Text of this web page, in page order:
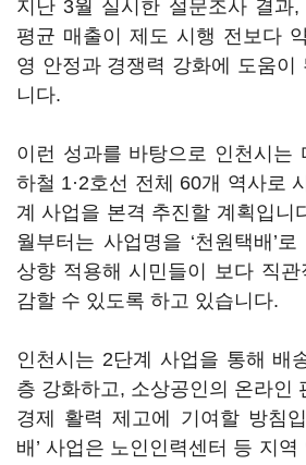
지난 3월 실시한 설문조사 결과,
평균 매출이 제도 시행 전보다
영 안정과 경쟁력 강화에 도움이
니다.
이런 성과를 바탕으로 인천시는
하철 1·2호선 전체 60개 역사로
계 사업을 본격 추진할 계획입니
월부터는 사업명을 ‘천원택배’
상향 적용해 시민들이 보다 직관
감할 수 있도록 하고 있습니다.
인천시는 2단계 사업을 통해 배
층 강화하고, 소상공인의 온라인
경제 활력 제고에 기여할 방침
배’ 사업은 노인인력센터 등 지